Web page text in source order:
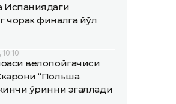
Испаниядаги
чорак финалга йўл
велопойгачиси
“Польша
ўринни эгаллади